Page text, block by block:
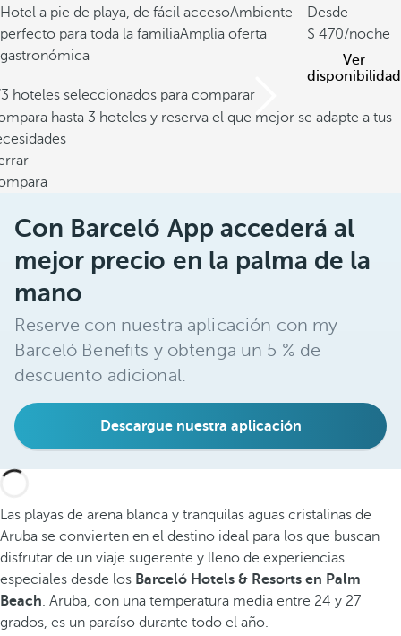
Hotel a pie de playa, de fácil accesoAmbiente
perfecto para toda la familiaAmplia oferta
gastronómica
Desde
470/noche
Ver
disponibilidad
hoteles seleccionados para comparar
hasta 3 hoteles y reserva el que mejor se adapte a tus
Con Barceló App accederá al
mejor precio en la palma de la
mano
Reserve con nuestra aplicación con my
Barceló Benefits y obtenga un 5 % de
descuento adicional.
Descargue nuestra aplicación
Las playas de arena blanca y tranquilas aguas cristalinas de
Aruba se convierten en el destino ideal para los que buscan
disfrutar de un viaje sugerente y lleno de experiencias
especiales desde los Barceló Hotels & Resorts en Palm
Beach. Aruba, con una temperatura media entre 24 y 27
grados, es un paraíso durante todo el año.